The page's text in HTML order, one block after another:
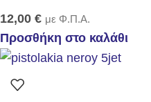
12,00 € με Φ.Π.Α.
Προσθήκη στο καλάθι